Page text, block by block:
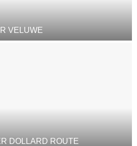
VELUWE
DOLLARD ROUTE